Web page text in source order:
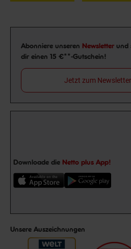
Newsletter Anmeldung
Abonniere unseren Newsletter und
dir einen 15 €**-Gutschein!
Jetzt zum
Downloade die Netto plus App!
Unsere Auszeichnungen